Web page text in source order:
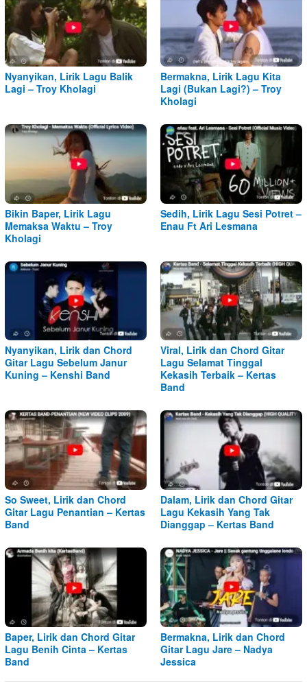
Nyanyikan, Lirik Lagu Balik
Lagi – Troy Kholagi
Bermakna, Lirik Lagu Kita
Lagi (Bukan Lagi?) – Troy
Kholagi
Bikin Baper, Lirik Lagu
Memaksa Waktu – Troy
Kholagi
Sedih, Lirik Lagu Sesi Potret –
Enau Ft Ari Lesmana
Nyanyikan, Lirik dan Chord
Gitar Lagu Sebelum Janur
Kuning – Kenshi Band
Viral, Lirik dan Chord Gitar
Lagu Selamat Tinggal
Kekasih Terbaik – Kertas
Band
So Sweet, Lirik dan Chord
Gitar Lagu Penantian – Kertas
Band
Dalam, Lirik dan Chord Gitar
Lagu Kekasih Yang Tak
Dianggap – Kertas Band
Baper, Lirik dan Chord Gitar
Lagu Benih Cinta – Kertas
Band
Bermakna, Lirik dan Chord
Gitar Lagu Jare – Nadya
Jessica